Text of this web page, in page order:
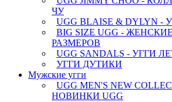
ЧУ
UGG BLAISE & DYLYN
BIG SIZE UGG -
РАЗМЕРОВ
UGG SANDALS - УГГИ
УГГИ ДУТИКИ
Мужские угги
UGG MEN'S NEW
НОВИНКИ UGG